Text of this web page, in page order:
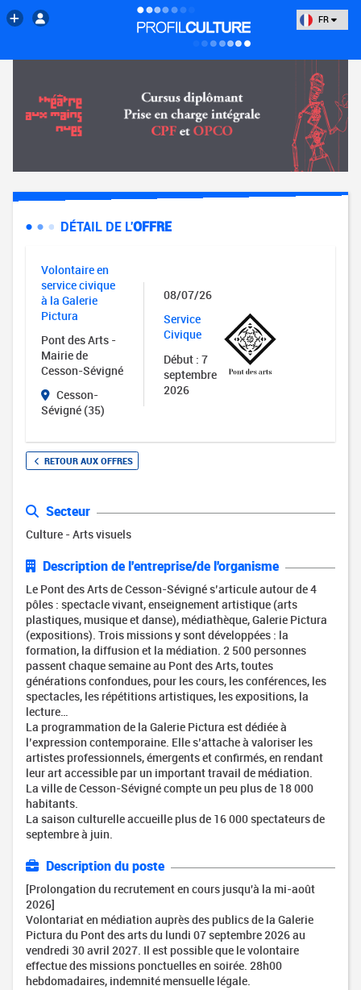
FR
DÉTAIL DE L'OFFRE
Volontaire en
service civique
à la Galerie
Pictura
Pont des Arts -
Mairie de
Cesson-Sévigné
Cesson-
Sévigné (35)
08/07/26
Service
Civique
Début : 7
septembre
2026
RETOUR AUX OFFRES
Secteur
Culture - Arts visuels
Description de l'entreprise/de l'organisme
Le Pont des Arts de Cesson-Sévigné s’articule autour de 4
pôles : spectacle vivant, enseignement artistique (arts
plastiques, musique et danse), médiathèque, Galerie Pictura
(expositions). Trois missions y sont développées : la
formation, la diffusion et la médiation. 2 500 personnes
passent chaque semaine au Pont des Arts, toutes
générations confondues, pour les cours, les conférences, les
spectacles, les répétitions artistiques, les expositions, la
lecture…
La programmation de la Galerie Pictura est dédiée à
l’expression contemporaine. Elle s’attache à valoriser les
artistes professionnels, émergents et confirmés, en rendant
leur art accessible par un important travail de médiation.
La ville de Cesson-Sévigné compte un peu plus de 18 000
habitants.
La saison culturelle accueille plus de 16 000 spectateurs de
septembre à juin.
Description du poste
[Prolongation du recrutement en cours jusqu'à la mi-août
2026]
Volontariat en médiation auprès des publics de la Galerie
Pictura du Pont des arts du lundi 07 septembre 2026 au
vendredi 30 avril 2027. Il est possible que le volontaire
effectue des missions ponctuelles en soirée. 28h00
hebdomadaires, indemnité mensuelle légale.